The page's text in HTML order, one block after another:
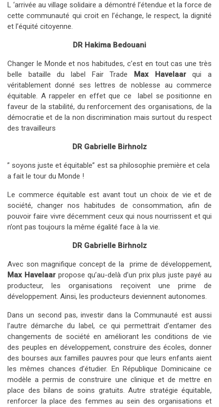
L ‘arrivée au village solidaire a démontré l’étendue et la force de
cette communauté qui croit en l’échange, le respect, la dignité
et l’équité citoyenne.
DR Hakima Bedouani
Changer le Monde et nos habitudes, c’est en tout cas une très
belle bataille du label Fair Trade Max Havelaarqui a
véritablement donné ses lettres de noblesse au commerce
équitable. A rappeler en effet que ce label se positionne en
faveur de la stabilité, du renforcement des organisations, de la
démocratie et de la non discrimination mais surtout du respect
des travailleurs
DR Gabrielle Birhnolz
” soyons juste et équitable” est sa philosophie première et cela
a fait le tour du Monde !
Le commerce équitable est avant tout un choix de vie et de
société, changer nos habitudes de consommation, afin de
pouvoir faire vivre décemment ceux qui nous nourrissent et qui
n’ont pas toujours la même égalité face à la vie.
DR Gabrielle Birhnolz
Avec son magnifique concept de la prime de développement,
Max Havelaar propose qu’au-delà d’un prix plus juste payé au
producteur, les organisations reçoivent une prime de
développement. Ainsi, les producteurs deviennent autonomes.
Dans un second pas, investir dans la Communauté est aussi
l’autre démarche du label, ce qui permettrait d’entamer des
changements de société en améliorant les conditions de vie
des peuples en développement, construire des écoles, donner
des bourses aux familles pauvres pour que leurs enfants aient
les mêmes chances d’étudier. En République Dominicaine ce
modèle a permis de construire une clinique et de mettre en
place des bilans de soins gratuits. Autre stratégie équitable,
renforcer la place des femmes au sein des organisations et